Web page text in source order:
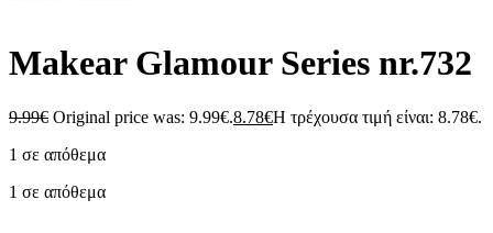
Makear Glamour Series nr.732
9.99€ Original price was: 9.99€.8.78€Η τρέχουσα τιμή είναι: 8.78€.
1 σε απόθεμα
1 σε απόθεμα